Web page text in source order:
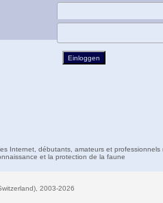
Internet, débutants, amateurs et professionnels
et la protection de la faune
2003-2026